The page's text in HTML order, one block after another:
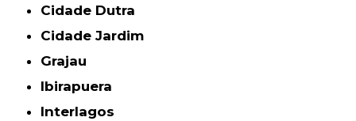
Cidade Dutra
Cidade Jardim
Grajau
Ibirapuera
Interlagos